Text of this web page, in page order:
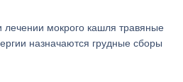
мокрого кашля травяные
назначаются грудные сборы